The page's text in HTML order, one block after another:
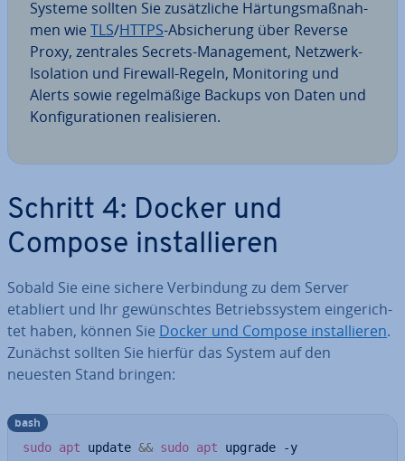
Systeme sollten Sie zu­sätz­li­che Här­tungs­maß­nah­
men wie TLS/HTTPS-Ab­si­che­rung über Reverse
Proxy, zentrales Secrets-Ma­nage­ment, Netzwerk-
Isolation und Firewall-Regeln, Mo­ni­to­ring und
Alerts sowie re­gel­mä­ßi­ge Backups von Daten und
Kon­fi­gu­ra­tio­nen rea­li­sie­ren.
Schritt 4: Docker und
Compose in­stal­lie­ren
Sobald Sie eine sichere Ver­bin­dung zu dem Server
etabliert und Ihr ge­wünsch­tes Be­triebs­sys­tem ein­ge­rich­
tet haben, können Sie Docker und Compose in­stal­lie­ren.
Zunächst sollten Sie hierfür das System auf den
neuesten Stand bringen:
sudo apt update && sudo apt
bash